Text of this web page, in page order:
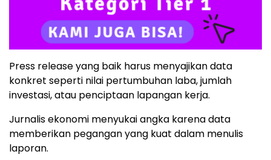
Press release yang baik harus menyajikan data
konkret seperti nilai pertumbuhan laba, jumlah
investasi, atau penciptaan lapangan kerja.
Jurnalis ekonomi menyukai angka karena data
memberikan pegangan yang kuat dalam menulis
laporan.